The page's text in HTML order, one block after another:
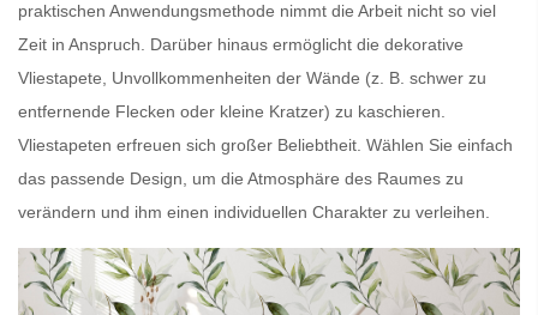
praktischen Anwendungsmethode nimmt die Arbeit nicht so viel
Zeit in Anspruch. Darüber hinaus ermöglicht die dekorative
Vliestapete, Unvollkommenheiten der Wände (z. B. schwer zu
entfernende Flecken oder kleine Kratzer) zu kaschieren.
Vliestapeten erfreuen sich großer Beliebtheit. Wählen Sie einfach
das passende Design, um die Atmosphäre des Raumes zu
verändern und ihm einen individuellen Charakter zu verleihen.